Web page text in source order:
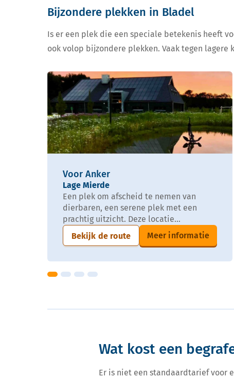
Bijzondere plekken in Bladel
Is er een plek die een speciale betekenis heeft
ook volop bijzondere plekken. Vaak tegen
Voor Anker
Lage Mierde
Een plek om afscheid te nemen van
dierbaren, een serene plek met een
prachtig uitzicht. Deze locatie...
Bekijk de route
Meer informatie
Wat kost een
Er is niet een standaardtarief voor